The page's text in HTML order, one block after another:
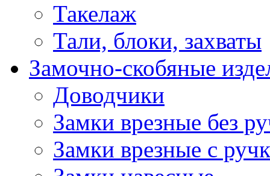
Такелаж
Тали, блоки, захваты
Замочно-скобяные
Доводчики
Замки врезные без
Замки врезные с